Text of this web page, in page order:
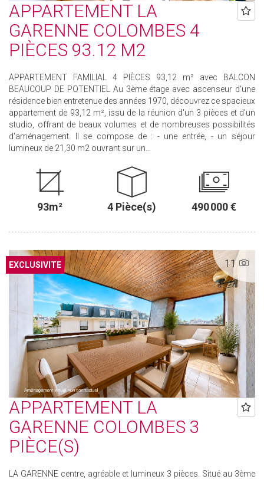
APPARTEMENT LA
GARENNE COLOMBES 4
PIÈCES 93.12 M2
APPARTEMENT FAMILIAL 4 PIÈCES 93,12 m² avec BALCON
BEAUCOUP DE POTENTIEL Au 3ème étage avec ascenseur d'une
résidence bien entretenue des années 1970, découvrez ce spacieux
appartement de 93,12 m², issu de la réunion d'un 3 pièces et d'un
studio, offrant de beaux volumes et de nombreuses possibilités
d'aménagement. Il se compose de : - une entrée, - un séjour
lumineux de 21,30 m2 ouvrant sur un...
93m² 4 Pièce(s) 490 000 €
11
EXCLUSIVITE
APPARTEMENT LA
GARENNE COLOMBES 3
PIÈCE(S)
LA GARENNE centre, agréable et lumineux 3 pièces. Situé au 3ème